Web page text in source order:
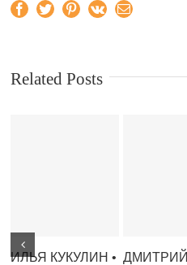
Facebook
TwitterPinterest
Vk Email
Related Posts
ИЛЬЯ КУКУЛИН • ДМИТРИЙ